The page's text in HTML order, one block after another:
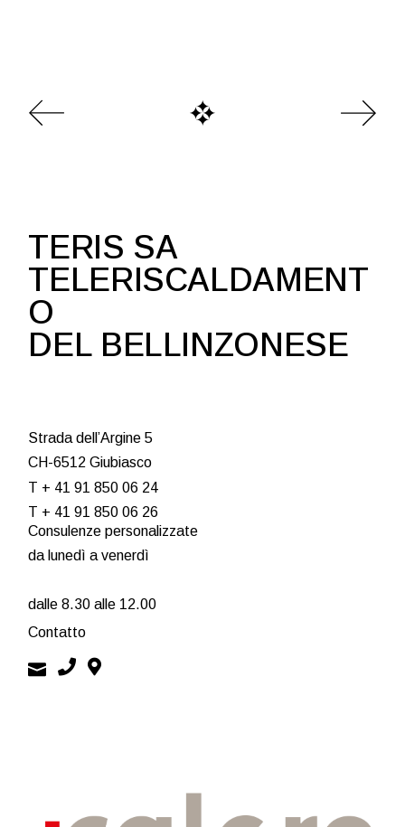
TERIS SA
TELERISCALDAMENT
O
DEL BELLINZONESE
Strada dell’Argine 5
CH-6512 Giubiasco
T + 41 91 850 06 24
T + 41 91 850 06 26
Consulenze personalizzate
da lunedì a venerdì
dalle 8.30 alle 12.00
Contatto